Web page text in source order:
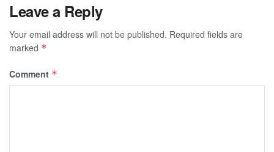
Leave a Reply
Your email address will not be published. Required fields are
marked *
Comment *